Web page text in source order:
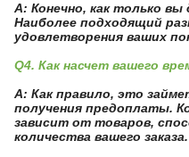
A: Конечно, как только
Наиболее подходящий
удовлетворения ваших
Q4. Как насчет вашего
A: Как правило, это
получения предоплаты.
зависит от товаров,
количества вашего заказа.